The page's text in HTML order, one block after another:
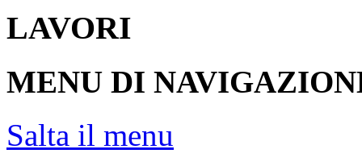
LAVORI
MENU DI
Salta il menu